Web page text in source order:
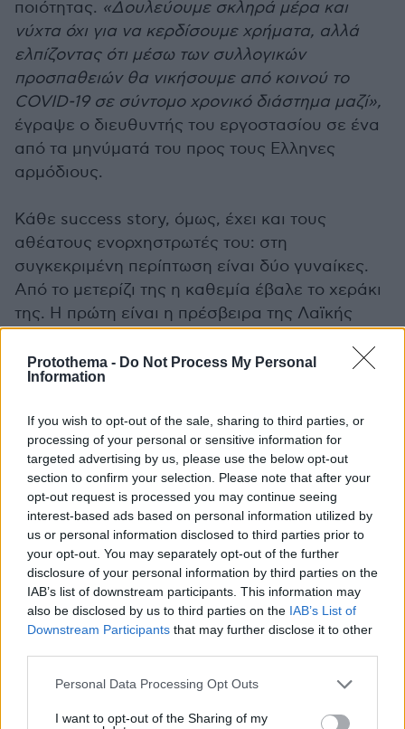
Protothema - Do Not Process My Personal
Information
If you wish to opt-out of the sale, sharing to third parties, or
processing of your personal or sensitive information for
targeted advertising by us, please use the below opt-out
section to confirm your selection. Please note that after your
opt-out request is processed you may continue seeing
interest-based ads based on personal information utilized by
us or personal information disclosed to third parties prior to
your opt-out. You may separately opt-out of the further
disclosure of your personal information by third parties on the
IAB’s list of downstream participants. This information may
also be disclosed by us to third parties on the IAB’s List of
Downstream Participants that may further disclose it to other
Please note that this website/app uses one or more Google
not limited to your visit or usage behaviour. You may click to
Personal Data Processing Opt Outs
I want to opt-out of the Sharing of my
ποιότητας. «Δουλεύουμε σκληρά μέρα και
νύχτα όχι για να κερδίσουμε χρήματα, αλλά
ελπίζοντας ότι μέσω των συλλογικών
προσπαθειών θα νικήσουμε από κοινού το
COVID-19 σε σύντομο χρονικό διάστημα μαζί»,
έγραψε ο διευθυντής του εργοστασίου σε ένα
από τα μηνύματά του προς τους Ελληνες
αρμόδιους.
Κάθε success story, όμως, έχει και τους
αθέατους ενορχηστρωτές του: στη
συγκεκριμένη περίπτωση είναι δύο γυναίκες.
Από το μετερίζι της η καθεμία έβαλε το χεράκι
της. Η πρώτη είναι η πρέσβειρα της Λαϊκής
Τσιγιουέ. Η έμπειρη διπλωμάτης ανέλαβε
καθήκοντά στην Ελλάδα το 2018. Εκτοτε, έχει
μας. Δραστήρια, με βαθιά αγάπη για την
Ελλάδα και κατανόηση της εγγύτητας των δύο
πολιτισμών, η οποία χάνεται στο βάθος των
αιώνων, μοιάζει να εκτιμά το πολιτιστικό
υπόβαθρο και την ιδιαίτερη σημασία αυτής της
σχέσης.
Η συμβολή της δεύτερης γυναίκας, αν και
ανεκτίμητη. ΗΝτέιζι Φενγκγιάνγκ
, γνωστή και
ως Ντέιζι Τζι, φέρει τον τίτλο της ειδικής